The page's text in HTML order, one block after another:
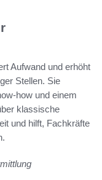
Aufwand und erhöht
Stellen. Sie
how und einem
klassische
und hilft, Fachkräfte